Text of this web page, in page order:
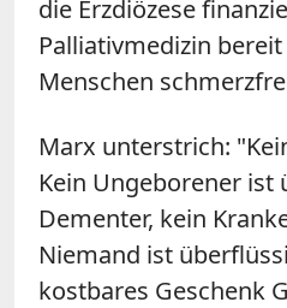
die Erzdiözese
Palliativmedizin
Menschen
Marx unterstrich:
Kein Ungeborener ist
Dementer, kein
Niemand ist
kostbares Geschenk